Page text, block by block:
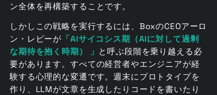
ン全体を再構築することです。
しかしこの戦略を実行するには、BoxのCEOアーロ
ン・レビーが 「AIサイコシス期（AIに対して過剰
な期待を抱く時期） 」 と呼ぶ段階を乗り越える必
要があります。すべての経営者やエンジニアが経
験する心理的な変遷です。週末にプロトタイプを
作り、LLMが文章を生成したりコードを書いたり